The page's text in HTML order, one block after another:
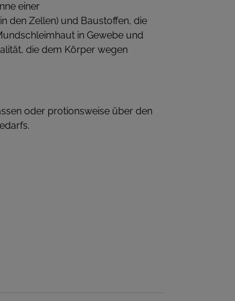
einer
den Zellen) und Baustoffen, die
in Gewebe und
die dem Körper wegen
oder protionsweise über den